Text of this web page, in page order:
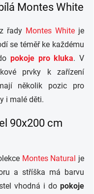
Montes White
řady Montes White je
se téměř ke každému
pokoje pro kluka. V
prvky k zařízení
několik pozic pro
i malé děti.
90x200 cm
Montes Natural je
a stříška má barvu
vhodná i do pokoje